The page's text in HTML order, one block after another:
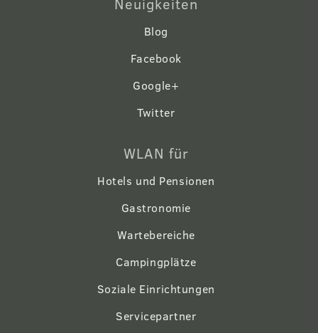
Blog
Facebook
Google+
Twitter
WLAN für
Hotels und Pensionen
Gastronomie
Wartebereiche
Campingplätze
Soziale Einrichtungen
Servicepartner